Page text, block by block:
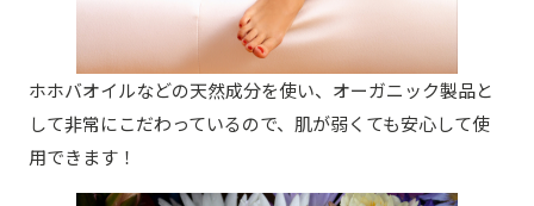
ホホバオイルなどの天然成分を使い、オーガニック製品と
して非常にこだわっているので、肌が弱くても安心して使
用できます！